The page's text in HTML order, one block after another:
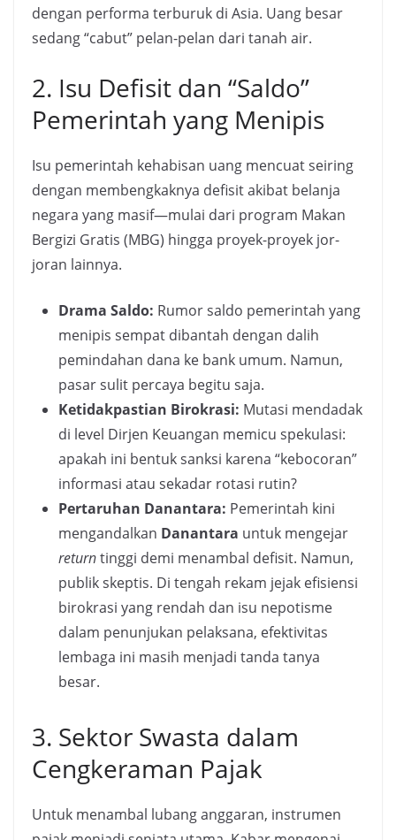
dengan performa terburuk di Asia. Uang besar
sedang “cabut” pelan-pelan dari tanah air.
2. Isu Defisit dan “Saldo”
Pemerintah yang Menipis
Isu pemerintah kehabisan uang mencuat seiring
dengan membengkaknya defisit akibat belanja
negara yang masif—mulai dari program Makan
Bergizi Gratis (MBG) hingga proyek-proyek jor-
joran lainnya.
Drama Saldo: Rumor saldo pemerintah yang
menipis sempat dibantah dengan dalih
pemindahan dana ke bank umum. Namun,
pasar sulit percaya begitu saja.
Ketidakpastian Birokrasi: Mutasi mendadak
di level Dirjen Keuangan memicu spekulasi:
apakah ini bentuk sanksi karena “kebocoran”
informasi atau sekadar rotasi rutin?
Pertaruhan Danantara: Pemerintah kini
mengandalkan Danantara untuk mengejar
returntinggi demi menambal defisit. Namun,
publik skeptis. Di tengah rekam jejak efisiensi
birokrasi yang rendah dan isu nepotisme
dalam penunjukan pelaksana, efektivitas
lembaga ini masih menjadi tanda tanya
besar.
3. Sektor Swasta dalam
Cengkeraman Pajak
Untuk menambal lubang anggaran, instrumen